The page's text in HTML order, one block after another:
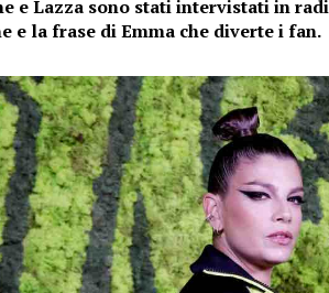
e Lazza sono stati intervistati in
e la frase di Emma che diverte i fan.